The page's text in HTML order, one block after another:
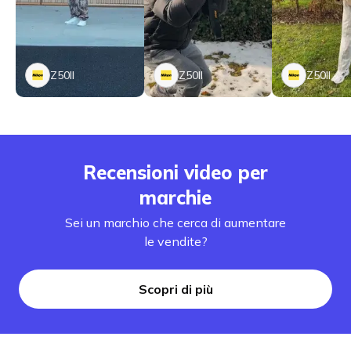
Z50II Z50II Z50II
Recensioni video per
marchie
Sei un marchio che cerca di aumentare
le vendite?
Scopri di più